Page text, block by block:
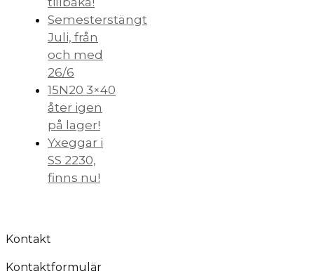
Semesterstängt
Juli, från
och med
26/6
15N20 3×40
åter igen
på lager!
Yxeggar i
SS 2230,
finns nu!
Kontakt
Kontaktformulär